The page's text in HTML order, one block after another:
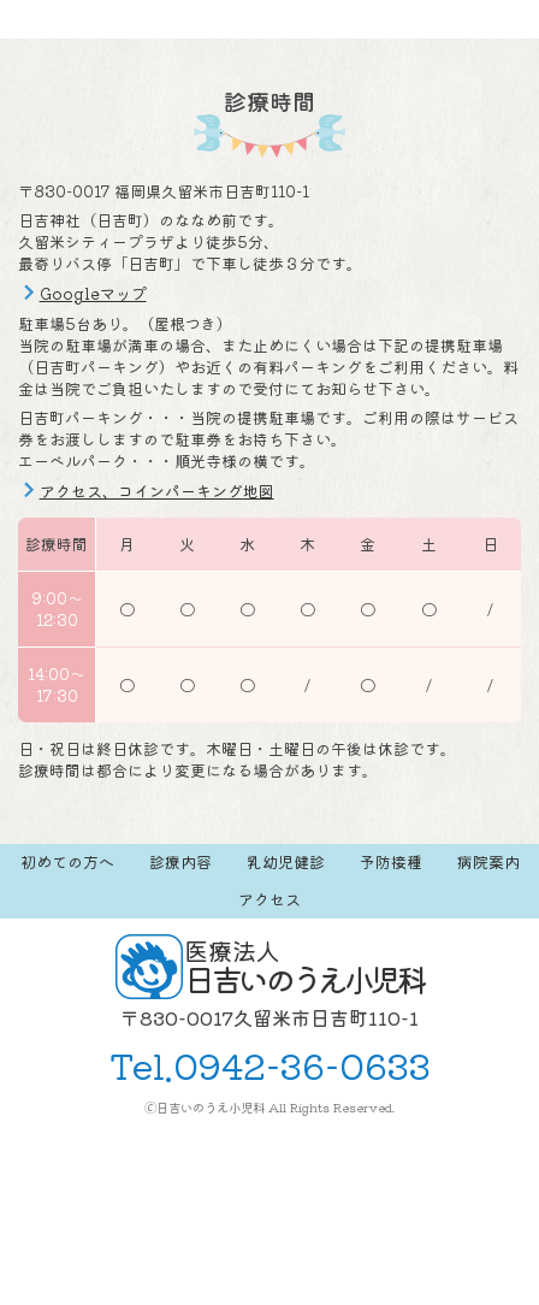
診療時間
〒830-0017 福岡県久留米市日吉町110-1
日吉神社（日吉町）のななめ前です。
久留米シティープラザより徒歩5分、
最寄りバス停「日吉町」で下車し徒歩３分です。
Googleマップ
駐車場5台あり。（屋根つき）
当院の駐車場が満車の場合、また止めにくい場合は下記の提携駐車場
（日吉町パーキング）やお近くの有料パーキングをご利用ください。料
金は当院でご負担いたしますので受付にてお知らせ下さい。
日吉町パーキング・・・当院の提携駐車場です。ご利用の際はサービス
券をお渡ししますので駐車券をお持ち下さい。
エーベルパーク・・・順光寺様の横です。
アクセス、コインパーキング地図
診療時間 月 火 水 木 金 土 日
9:00～
12:30
〇 〇 〇 〇 〇 〇 /
14:00～
17:30
〇 〇 〇 / 〇 / /
日・祝日は終日休診です。木曜日・土曜日の午後は休診です。
診療時間は都合により変更になる場合があります。
初めての方へ 診療内容 乳幼児健診 予防接種
病院案内
アクセス
医療法人
日吉いのうえ小児科
〒830-0017久留米市日吉町110-1
Tel.0942-36-0633
🄫日吉いのうえ小児科 All Rights Reserved.